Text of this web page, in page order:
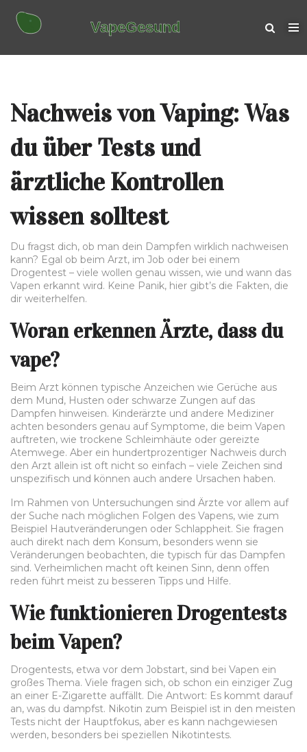
Nachweis von Vaping: Was
du über Tests und
ärztliche Kontrollen
wissen solltest
Du fragst dich, ob man dein Dampfen wirklich nachweisen
kann? Egal ob beim Arzt, im Job oder bei einem
Drogentest – viele wollen genau wissen, wie und wann das
Vapen erkannt wird. Keine Panik, hier gibt’s die Fakten, die
dir weiterhelfen.
Woran erkennen Ärzte, dass du
vape?
Beim Arzt können typische Anzeichen wie Gerüche aus
dem Mund, Husten oder schwarze Zungen auf das
Dampfen hinweisen. Kinderärzte und andere Mediziner
achten besonders genau auf Symptome, die beim Vapen
auftreten, wie trockene Schleimhäute oder gereizte
Atemwege. Aber ein hundertprozentiger Nachweis durch
den Arzt allein ist oft nicht so einfach – viele Zeichen sind
unspezifisch und können auch andere Ursachen haben.
Im Rahmen von Untersuchungen sind Ärzte vor allem auf
der Suche nach möglichen Folgen des Vapens, wie zum
Beispiel Hautveränderungen oder Schlappheit. Sie fragen
auch direkt nach dem Konsum, besonders wenn sie
Veränderungen beobachten, die typisch für das Dampfen
sind. Verheimlichen macht oft keinen Sinn, denn offen
reden führt meist zu besseren Tipps und Hilfe.
Wie funktionieren Drogentests
beim Vapen?
Drogentests, etwa vor dem Jobstart, sind bei Vapen ein
großes Thema. Viele fragen sich, ob schon ein einziger Zug
an einer E-Zigarette auffällt. Die Antwort: Es kommt darauf
an, was du dampfst. Nikotin zum Beispiel ist in den meisten
Tests nicht der Hauptfokus, aber es kann nachgewiesen
werden, besonders bei speziellen Nikotintests.